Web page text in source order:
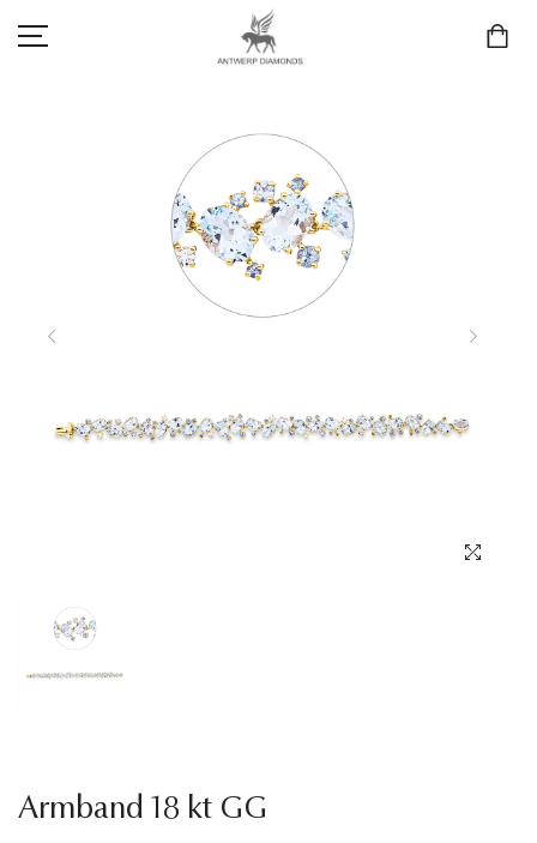
LIEBE & VERLOBUNG
ANTWERP DIAMONDS LUXURY COLLECTION
Armband 18 kt GG